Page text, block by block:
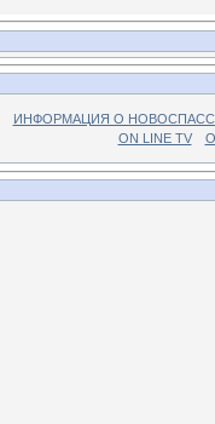
ИНФОРМАЦИЯ О
ON LINE TV